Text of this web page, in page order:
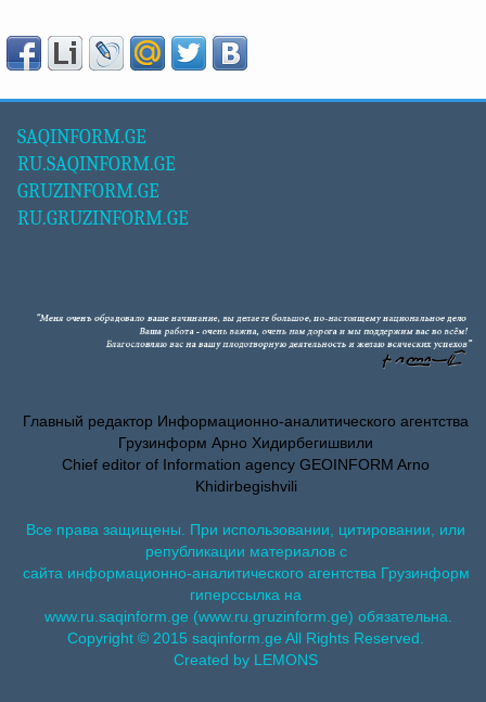
SAQINFORM.GE
RU.SAQINFORM.GE
GRUZINFORM.GE
RU.GRUZINFORM.GE
Главный редактор Информационно-аналитического агентства
Грузинформ Арно Хидирбегишвили
Chief editor of Information agency GEOINFORM Arno
Khidirbegishvili
Все права защищены. При использовании, цитировании, или
републикации материалов с
сайта информационно-аналитического агентства Грузинформ
гиперссылка на
www.ru.saqinform.ge (www.ru.gruzinform.ge) обязательна.
Copyright © 2015 saqinform.ge All Rights Reserved.
Created by LEMONS